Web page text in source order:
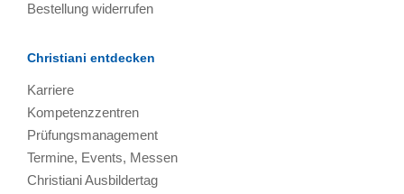
Bestellung widerrufen
Christiani entdecken
Karriere
Kompetenzzentren
Prüfungsmanagement
Termine, Events, Messen
Christiani Ausbildertag